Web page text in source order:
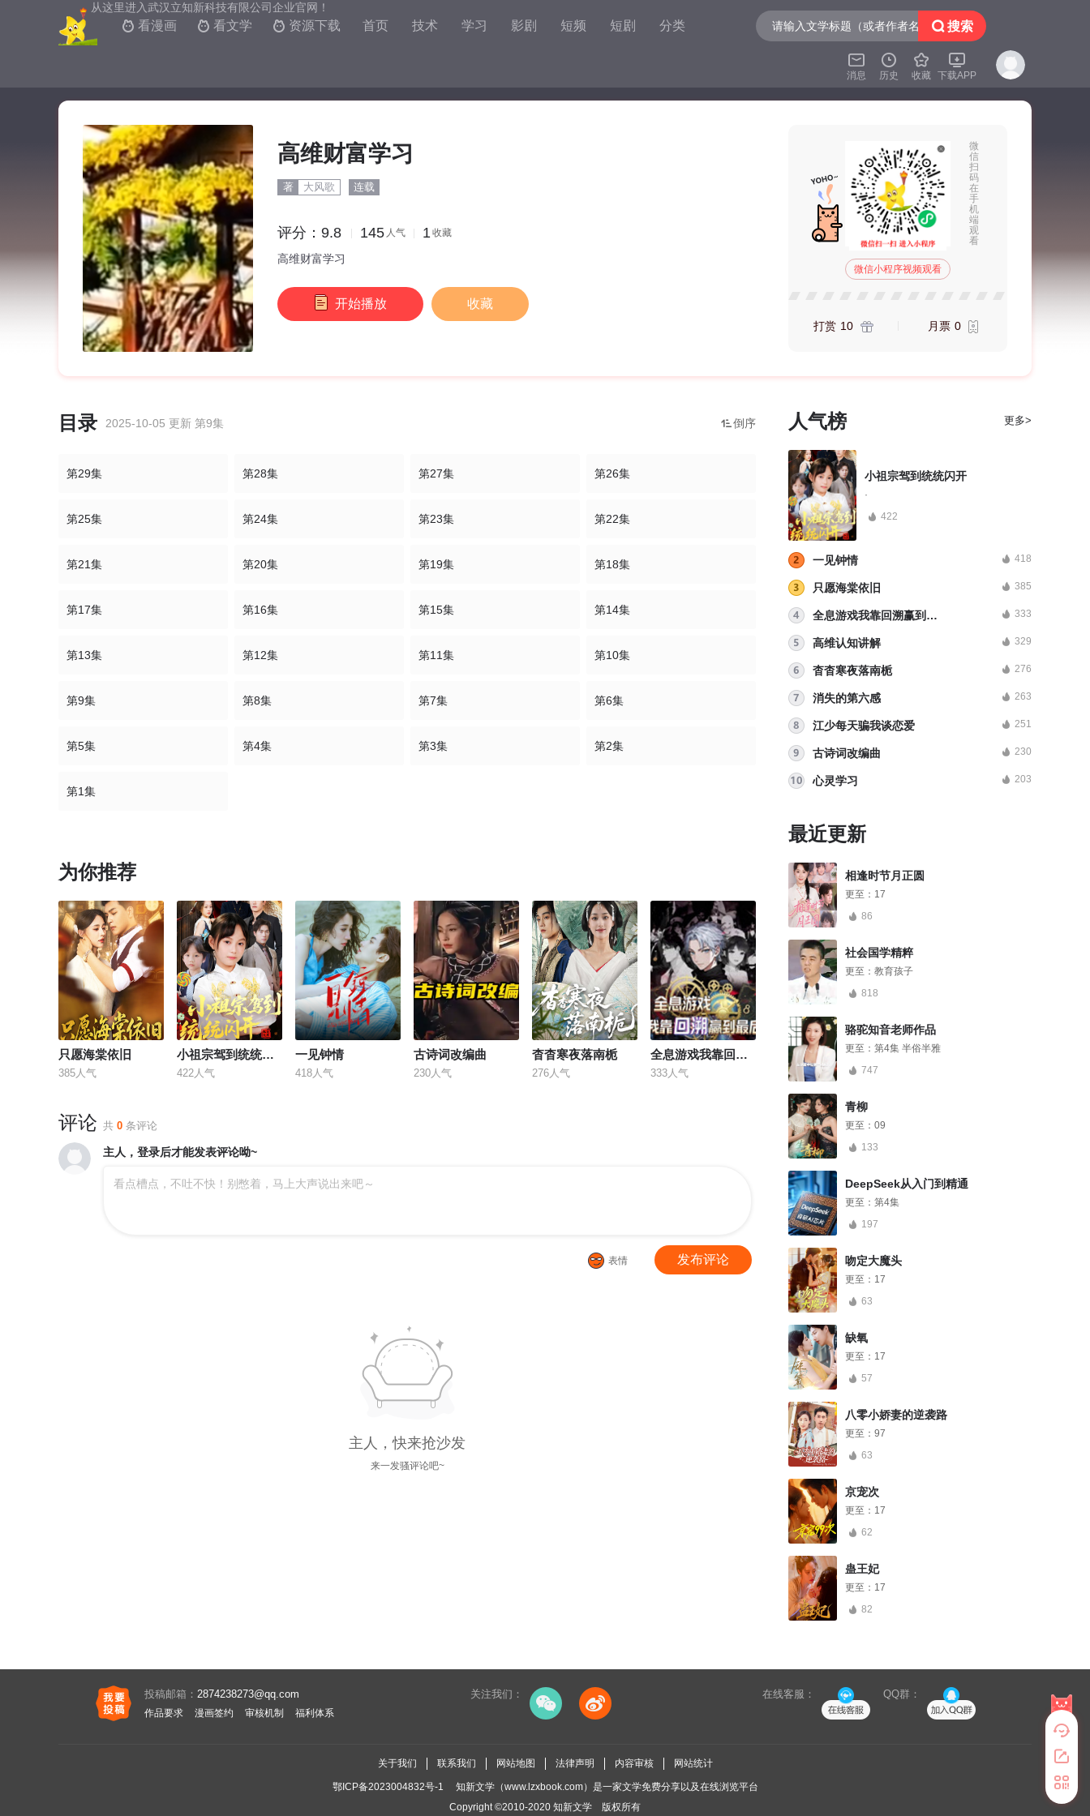
从这里进入武汉立知新科技有限公司企业官网！
 看漫画  看文学  资源下载 首页 技术 学习 影剧 短频 短剧 分类  搜索

消息

历史

收藏

下载APP
高维财富学习
著 大风歌 连载
评分：9.8 145 人气 1收藏
高维财富学习
开始播放 收藏
微
信
扫
码
在
手
机
端
观
看
微信小程序视频观看
打赏 10 月票 0
目录 2025-10-05 更新 第9集 倒序
第29集 第28集 第27集 第26集
第25集 第24集 第23集 第22集
第21集 第20集 第19集 第18集
第17集 第16集 第15集 第14集
第13集 第12集 第11集 第10集
第9集 第8集 第7集 第6集
第5集 第4集 第3集 第2集
第1集
为你推荐
只愿海棠依旧
385人气
小祖宗驾到统统闪开
422人气
一见钟情
418人气
古诗词改编曲
230人气
杳杳寒夜落南栀
276人气
全息游戏我靠回溯赢到最后
333人气
消失的第六感
263人气
评论 共 0 条评论
主人，登录后才能发表评论呦~
看点槽点，不吐不快！别憋着，马上大声说出来吧～
表情 发布评论
主人，快来抢沙发
来一发骚评论吧~
人气榜 更多>
小祖宗驾到统统闪开
·
422
一见钟情 418
只愿海棠依旧 385
全息游戏我靠回溯赢到最后 333
高维认知讲解 329
杳杳寒夜落南栀 276
消失的第六感 263
江少每天骗我谈恋爱 251
古诗词改编曲 230
心灵学习 203
最近更新
相逢时节月正圆
更至： 17
86
社会国学精粹
更至： 教育孩子
818
骆驼知音老师作品
更至： 第4集 半俗半雅
747
青柳
更至： 09
133
DeepSeek从入门到精通
更至： 第4集
197
吻定大魔头
更至： 17
63
缺氧
更至： 17
57
八零小娇妻的逆袭路
更至： 97
63
京宠次
更至： 17
62
蛊王妃
更至： 17
82
投稿邮箱： 2874238273@qq.com
作品要求 漫画签约 审核机制 福利体系
关注我们： 在线客服： QQ群：
关于我们 联系我们 网站地图 法律声明 内容审核 网站统计
鄂ICP备2023004832号-1
知新文学（www.lzxbook.com）是一家文学免费分享以及在线浏览平台
Copyright ©2010-2020 知新文学 版权所有